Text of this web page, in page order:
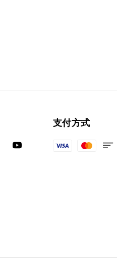
支付方式